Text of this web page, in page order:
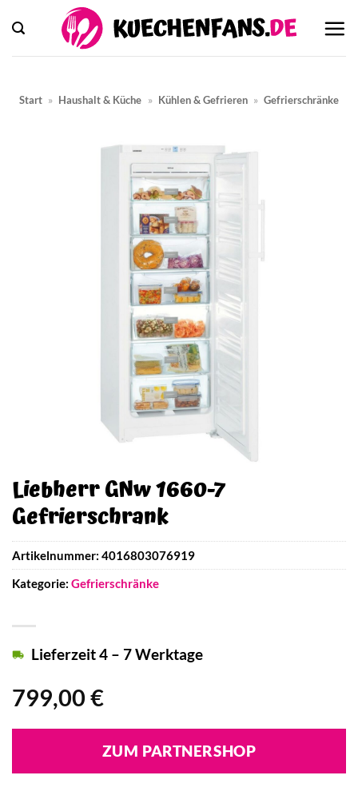
Inhalt
springen
Start » Haushalt & Küche » Kühlen & Gefrieren » Gefrierschränke
Liebherr GNw 1660-7
Gefrierschrank
799,00 €
Lieferzeit 4 – 7 Werktage
ZUM PARTNERSHOP
Artikelnummer: 4016803076919
Kategorie: Gefrierschränke